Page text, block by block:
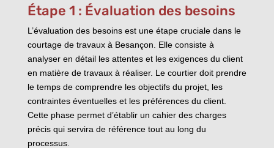
Étape 1 : Évaluation des besoins
L’évaluation des besoins est une étape cruciale dans le
courtage de travaux à Besançon. Elle consiste à
analyser en détail les attentes et les exigences du client
en matière de travaux à réaliser. Le courtier doit prendre
le temps de comprendre les objectifs du projet, les
contraintes éventuelles et les préférences du client.
Cette phase permet d’établir un cahier des charges
précis qui servira de référence tout au long du
processus.